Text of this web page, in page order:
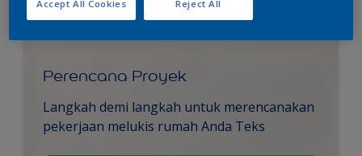
Perencana Proyek
Langkah demi langkah untuk merencanakan
pekerjaan melukis rumah Anda Teks
Reject All
Accept All Cookies